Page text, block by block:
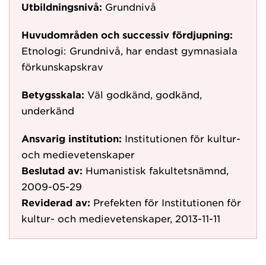
Utbildningsnivå: Grundnivå
Huvudområden och successiv fördjupning:
Etnologi: Grundnivå, har endast gymnasiala
förkunskapskrav
Betygsskala: Väl godkänd, godkänd,
underkänd
Ansvarig institution: Institutionen för kultur-
och medievetenskaper
Beslutad av: Humanistisk fakultetsnämnd,
2009-05-29
Reviderad av: Prefekten för Institutionen för
kultur- och medievetenskaper, 2013-11-11